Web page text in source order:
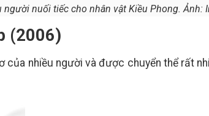
người nuối tiếc cho nhân vật Kiều Phong. Ảnh:
(2006)
của nhiều người và được chuyển thể rất